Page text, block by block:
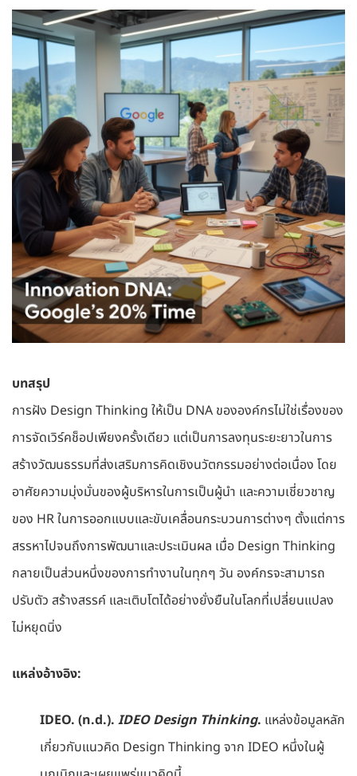
บทสรุป
การฝัง Design Thinking ให้เป็น DNA ขององค์กรไม่ใช่เรื่องของ
การจัดเวิร์คช็อปเพียงครั้งเดียว แต่เป็นการลงทุนระยะยาวในการ
สร้างวัฒนธรรมที่ส่งเสริมการคิดเชิงนวัตกรรมอย่างต่อเนื่อง โดย
อาศัยความมุ่งมั่นของผู้บริหารในการเป็นผู้นำ และความเชี่ยวชาญ
ของ HR ในการออกแบบและขับเคลื่อนกระบวนการต่างๆ ตั้งแต่การ
สรรหาไปจนถึงการพัฒนาและประเมินผล เมื่อ Design Thinking
กลายเป็นส่วนหนึ่งของการทำงานในทุกๆ วัน องค์กรจะสามารถ
ปรับตัว สร้างสรรค์ และเติบโตได้อย่างยั่งยืนในโลกที่เปลี่ยนแปลง
ไม่หยุดนิ่ง
แหล่งอ้างอิง:
IDEO. (n.d.). IDEO Design Thinking. แหล่งข้อมูลหลัก
เกี่ยวกับแนวคิด Design Thinking จาก IDEO หนึ่งในผู้